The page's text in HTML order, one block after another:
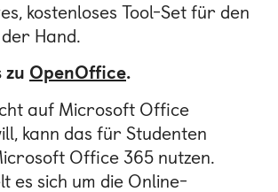
kostenloses Tool-Set für den
Hand.
zu OpenOffice.
auf Microsoft Office
kann das für Studenten
Office 365 nutzen.
es sich um die Online-